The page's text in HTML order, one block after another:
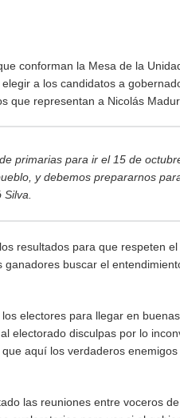
conforman la Mesa de la
a los candidatos a
que representan a Nicolás
primarias para ir el 15 de
y debemos prepararnos
Silva.
resultados para que respeten
buscar el
electores para llegar en
electorado disculpas por lo
aquí los verdaderos
las reuniones entre voceros